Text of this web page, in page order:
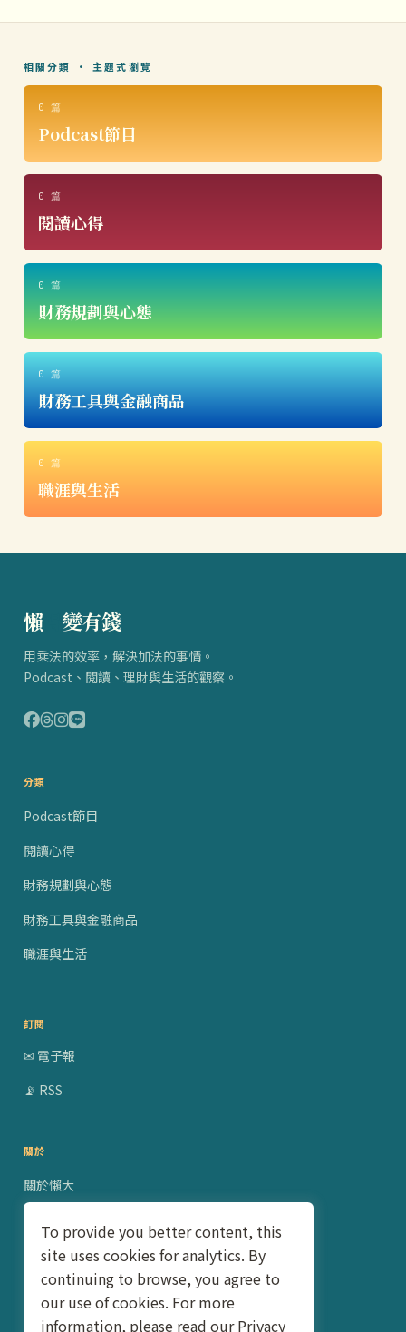
相關分類 · 主題式瀏覽
0 篇
Podcast節目
0 篇
閱讀心得
0 篇
財務規劃與心態
0 篇
財務工具與金融商品
0 篇
職涯與生活
懶得 變有錢
用乘法的效率，解決加法的事情。
Podcast、閱讀、理財與生活的觀察。
分類
Podcast節目
閱讀心得
財務規劃與心態
財務工具與金融商品
職涯與生活
訂閱
✉ 電子報
📡 RSS
關於
關於懶大
隱私權政策
聯絡我
To provide you better content, this
site uses cookies for analytics. By
continuing to browse, you agree to
our use of cookies. For more
information, please read our Privacy